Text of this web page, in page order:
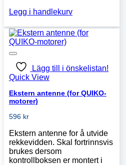
Legg i handlekurv
Lägg till i önskelistan!
Quick View
Ekstern antenne (for QUIKO-
motorer)
596 kr
Ekstern antenne for å utvide
rekkevidden. Skal fortrinnsvis
brukes dersom
kontrollboksen er montert i